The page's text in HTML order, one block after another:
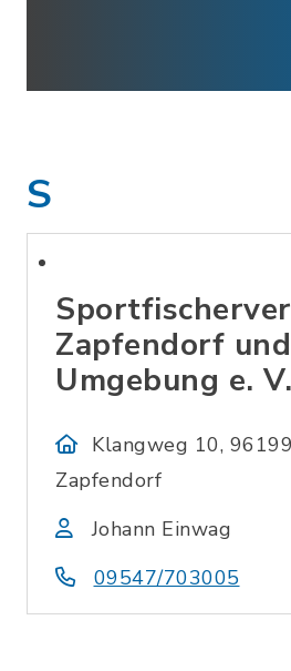
S
Zapfendorf und
Umgebung e. V.
Klangweg 10, 96199
Zapfendorf
Johann Einwag
09547/703005